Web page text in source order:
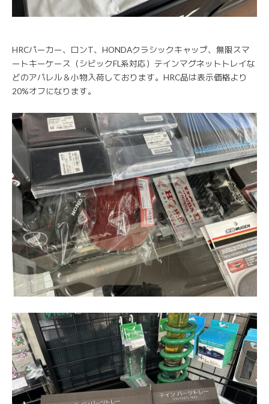
HRCパーカー、ロンT、HONDAクラシックキャップ、無限スマ
ートキーケース（シビックFL系対応）テインマグネットトレイな
どのアパレル＆小物入荷しております。HRC品は表示価格より
20%オフになります。